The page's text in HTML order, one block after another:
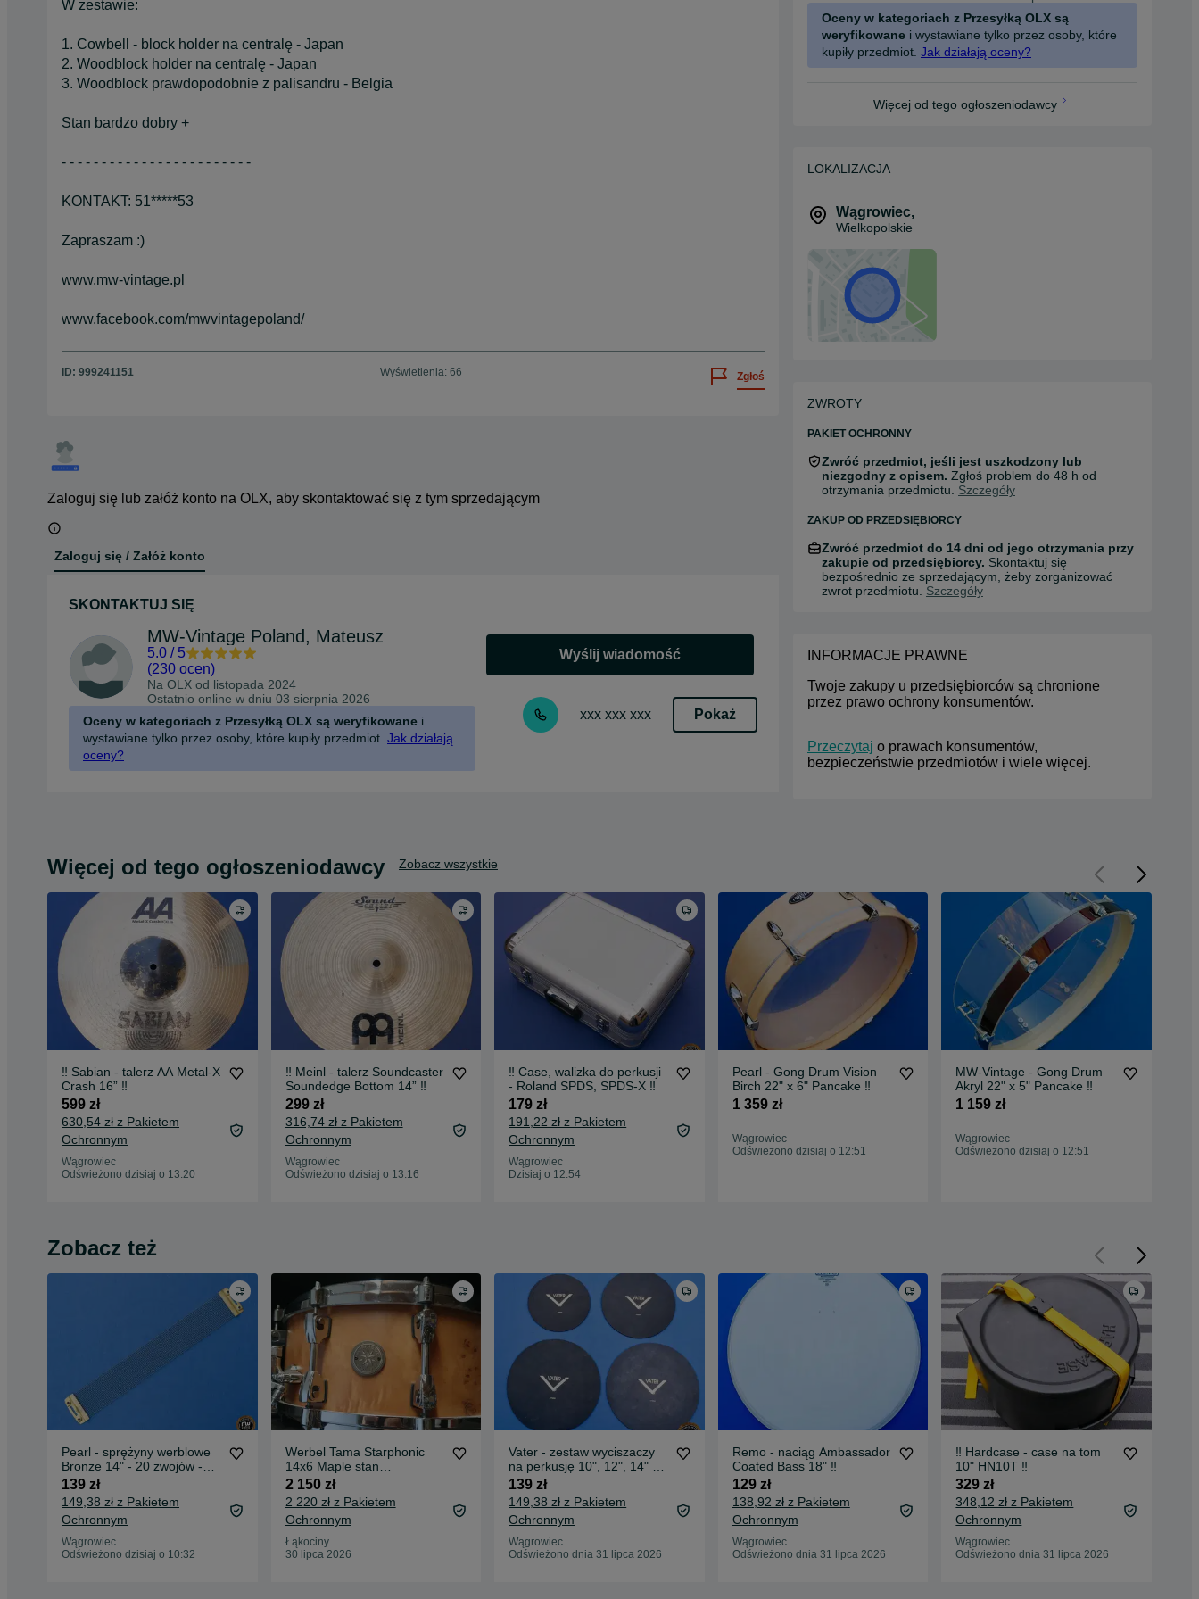
W zestawie:
1. Cowbell - block holder na centralę - Japan
2. Woodblock holder na centralę - Japan
3. Woodblock prawdopodobnie z palisandru - Belgia
Stan bardzo dobry +
- - - - - - - - - - - - - - - - - - - - - - - -
KONTAKT: 51*****53
Zapraszam :)
www.mw-vintage.pl
www.facebook.com/mwvintagepoland/
ID: 999241151 Wyświetlenia: 66 Zgłoś
Zaloguj się lub załóż konto na OLX, aby skontaktować się z tym sprzedającym
Zaloguj się / Załóż konto
SKONTAKTUJ SIĘ
MW-Vintage Poland, Mateusz
5.0 / 5
(230 ocen)
Na OLX od listopada 2024
Ostatnio online w dniu 03 sierpnia 2026
Oceny w kategoriach z Przesyłką OLX są weryfikowane i
wystawiane tylko przez osoby, które kupiły przedmiot. Jak działają
oceny?
Wyślij wiadomość
xxx xxx xxx Pokaż
Oceny w kategoriach z Przesyłką OLX są
weryfikowane i wystawiane tylko przez osoby, które
kupiły przedmiot. Jak działają oceny?
Więcej od tego ogłoszeniodawcy
LOKALIZACJA
Wągrowiec,
Wielkopolskie
ZWROTY
PAKIET OCHRONNY
Zwróć przedmiot, jeśli jest uszkodzony lub
niezgodny z opisem. Zgłoś problem do 48 h od
otrzymania przedmiotu. Szczegóły
ZAKUP OD PRZEDSIĘBIORCY
Zwróć przedmiot do 14 dni od jego otrzymania przy
zakupie od przedsiębiorcy. Skontaktuj się
bezpośrednio ze sprzedającym, żeby zorganizować
zwrot przedmiotu. Szczegóły
INFORMACJE PRAWNE
Twoje zakupy u przedsiębiorców są chronione
przez prawo ochrony konsumentów.
Przeczytaj o prawach konsumentów,
bezpieczeństwie przedmiotów i wiele więcej.
Więcej od tego ogłoszeniodawcy Zobacz wszystkie
‼️ Sabian - talerz AA Metal-X
Crash 16” ‼️
599 zł
630,54 zł z Pakietem
Ochronnym
Wągrowiec
Odświeżono dzisiaj o 13:20
‼️ Meinl - talerz Soundcaster
Soundedge Bottom 14” ‼️
299 zł
316,74 zł z Pakietem
Ochronnym
Wągrowiec
Odświeżono dzisiaj o 13:16
‼️ Case, walizka do perkusji
- Roland SPDS, SPDS-X ‼️
179 zł
191,22 zł z Pakietem
Ochronnym
Wągrowiec
Dzisiaj o 12:54
Pearl - Gong Drum Vision
Birch 22" x 6" Pancake ‼️
1 359 zł
Wągrowiec
Odświeżono dzisiaj o 12:51
MW-Vintage - Gong Drum
Akryl 22" x 5" Pancake ‼️
1 159 zł
Wągrowiec
Odświeżono dzisiaj o 12:51
Zobacz też
Pearl - sprężyny werblowe
Bronze 14" - 20 zwojów -
akcesoria ‼️
139 zł
149,38 zł z Pakietem
Ochronnym
Wągrowiec
Odświeżono dzisiaj o 10:32
Werbel Tama Starphonic
14x6 Maple stan
idealny,madein japan
2 150 zł
2 220 zł z Pakietem
Ochronnym
Łąkociny
30 lipca 2026
Vater - zestaw wyciszaczy
na perkusję 10", 12", 14" x
2 - akcesoria ‼️
139 zł
149,38 zł z Pakietem
Ochronnym
Wągrowiec
Odświeżono dnia 31 lipca 2026
Remo - naciąg Ambassador
Coated Bass 18" ‼️
129 zł
138,92 zł z Pakietem
Ochronnym
Wągrowiec
Odświeżono dnia 31 lipca 2026
‼️ Hardcase - case na tom
10" HN10T ‼️
329 zł
348,12 zł z Pakietem
Ochronnym
Wągrowiec
Odświeżono dnia 31 lipca 2026